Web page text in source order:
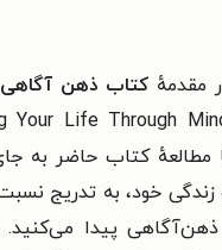
مقدمهٔ کتاب ذهن
مطالعهٔ کتاب حاضر به
زندگی خود، به تدریج
پیدا می‌کنید.